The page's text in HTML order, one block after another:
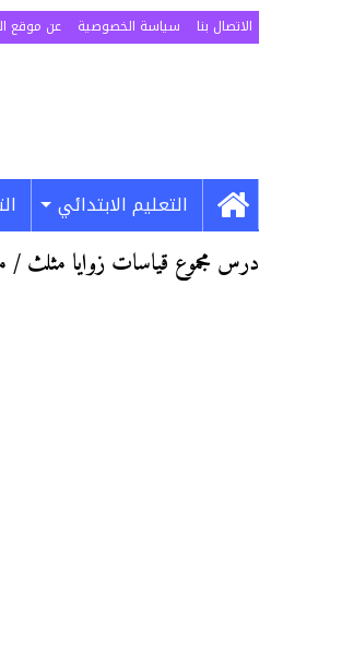
الاتصال بنا سياسة الخصوصية عن موقع
التعليم الابتدائي
درس مجموع قياسات زوايا مثلث /